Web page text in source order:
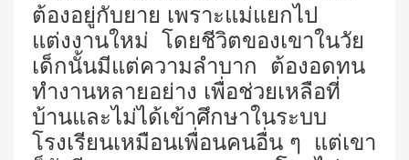
ต้องอยู่กับยาย เพราะแม่แยกไป
แต่งงานใหม่ โดยชีวิตของเขาในวัย
เด็กนั้นมีแต่ความลำบาก ต้องอดทน
ทำงานหลายอย่าง เพื่อช่วยเหลือที่
บ้านและไม่ได้เข้าศึกษาในระบบ
โรงเรียนเหมือนเพื่อนคนอื่น ๆ แต่เขา